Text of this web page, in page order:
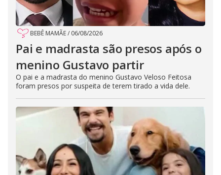
BEBÊ MAMÃE/ 06/08/2026
Pai e madrasta são presos após o
menino Gustavo partir
O pai e a madrasta do menino Gustavo Veloso Feitosa
foram presos por suspeita de terem tirado a vida dele.